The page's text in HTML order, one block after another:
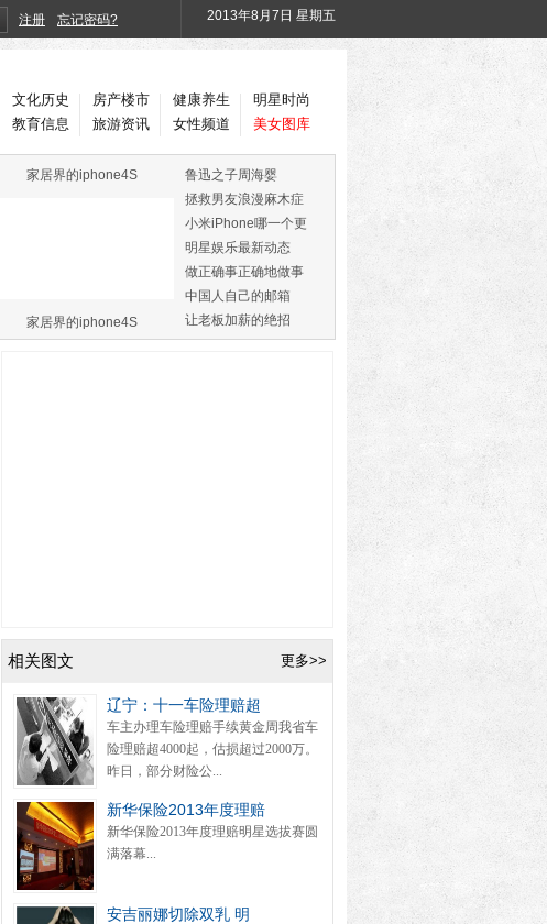
注册 忘记密码? 2013年8月7日 星期五
文化历史
教育信息
房产楼市
旅游资讯
健康养生
女性频道
明星时尚
美女图库
家居界的iphone4S
家居界的iphone4S
鲁迅之子周海婴
拯救男友浪漫麻木症
小米iPhone哪一个更
火
明星娱乐最新动态
做正确事正确地做事
中国人自己的邮箱
让老板加薪的绝招
更多>>
相关图文
辽宁：十一车险理赔超
车主办理车险理赔手续黄金周我省车
险理赔超4000起，估损超过2000万。
昨日，部分财险公...
新华保险2013年度理赔
新华保险2013年度理赔明星选拔赛圆
满落幕...
安吉丽娜切除双乳 明